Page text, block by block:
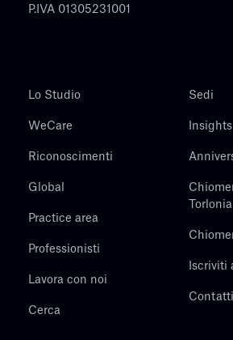
P.IVA 01305231001
Lo Studio
WeCare
Riconoscimenti
Global
Practice area
Professionisti
Lavora con noi
Cerca
Sedi
Insights
Torlonia
Iscriviti
Contatti